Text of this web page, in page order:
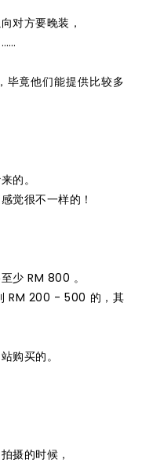
对方要晚装，
毕竟他们能提供比较多
的。
觉很不一样的！
少 RM 800 。
RM 200 - 500 的，其
购买的。
摄的时候，